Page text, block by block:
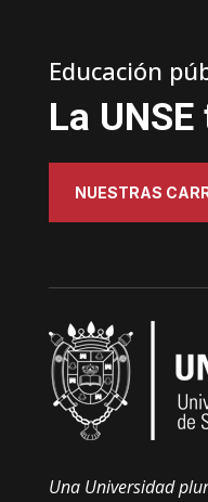
Educación
La
NUESTRAS
Una Universidad pluralista, inclusiva, reformista y